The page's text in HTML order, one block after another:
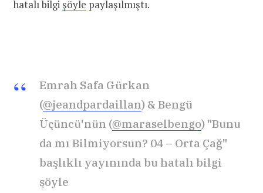
hatalı bilgişöyle paylaşılmıştı.
Emrah Safa Gürkan
(@jeandpardaillan) & Bengü
Üçüncü'nün (@maraselbengo) "Bunu
da mı Bilmiyorsun? 04 – Orta Çağ"
başlıklı yayınında bu hatalı bilgi
şöyle